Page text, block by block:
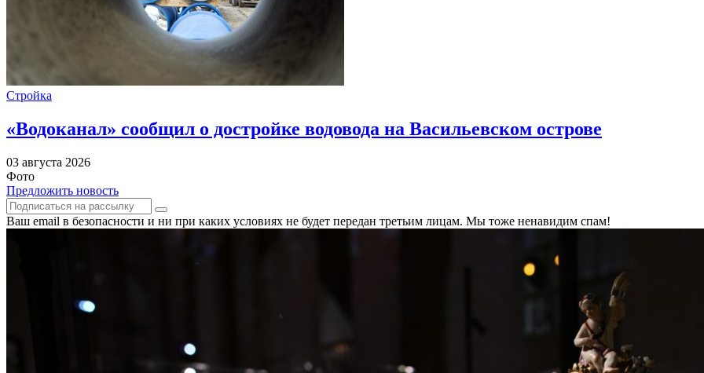
Стройка
«Водоканал» сообщил о достройке водовода на Васильевском острове
03 августа 2026
Фото
Предложить новость
Ваш email в безопасности и ни при каких условиях не будет передан третьим лицам. Мы тоже ненавидим спам!